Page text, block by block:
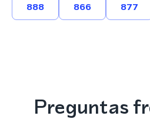
888 866 877
Preguntas